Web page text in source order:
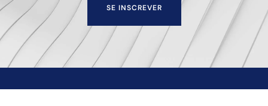
SE INSCREVER